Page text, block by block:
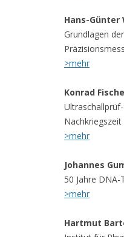
Hans-Günter
Grundlagen
>mehr
Konrad
Nachkriegszeit
>mehr
Johannes
50 Jahre
>mehr
Hartmut